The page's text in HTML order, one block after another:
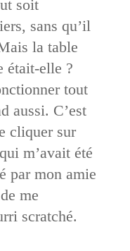
soit
sans qu’il
la table
était-elle ?
tout
aussi. C’est
cliquer sur
m’avait été
par mon amie
me
scratché.